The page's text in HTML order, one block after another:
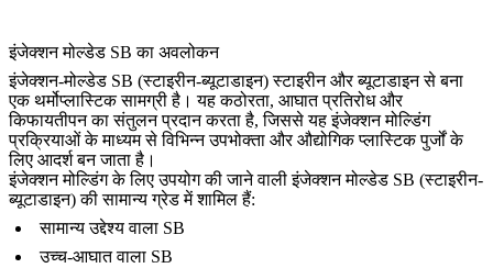
इंजेक्शन मोल्डेड SB का अवलोकन
इंजेक्शन-मोल्डेड SB (स्टाइरीन-ब्यूटाडाइन) स्टाइरीन और ब्यूटाडाइन से बना
एक थर्मोप्लास्टिक सामग्री है। यह कठोरता, आघात प्रतिरोध और
किफायतीपन का संतुलन प्रदान करता है, जिससे यह इंजेक्शन मोल्डिंग
प्रक्रियाओं के माध्यम से विभिन्न उपभोक्ता और औद्योगिक प्लास्टिक पुर्जों के
लिए आदर्श बन जाता है।
इंजेक्शन मोल्डिंग के लिए उपयोग की जाने वाली इंजेक्शन मोल्डेड SB (स्टाइरीन-
ब्यूटाडाइन) की सामान्य ग्रेड में शामिल हैं:
सामान्य उद्देश्य वाला SB
उच्च-आघात वाला SB